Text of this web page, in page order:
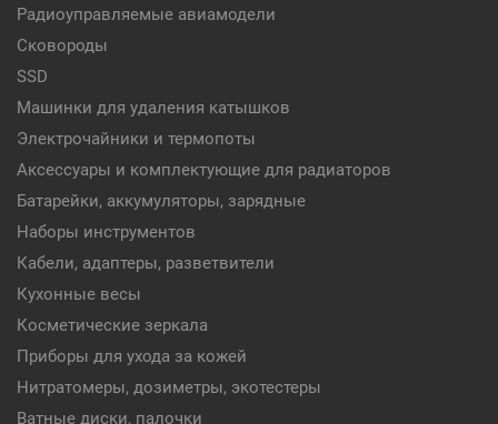
Радиоуправляемые авиамодели
Сковороды
SSD
Машинки для удаления катышков
Электрочайники и термопоты
Аксессуары и комплектующие для радиаторов
Батарейки, аккумуляторы, зарядные
Наборы инструментов
Кабели, адаптеры, разветвители
Кухонные весы
Косметические зеркала
Приборы для ухода за кожей
Нитратомеры, дозиметры, экотестеры
Ватные диски, палочки